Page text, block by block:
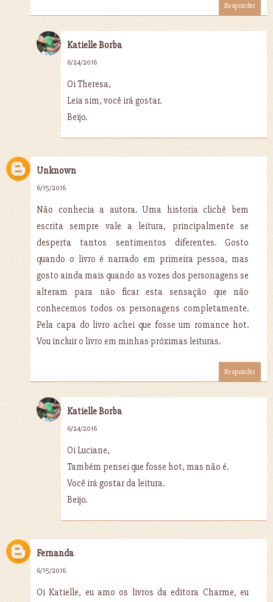
Responder
Katielle Borba
6/24/2016
Oi Theresa,
Leia sim, você irá gostar.
Beijo.
Unknown
6/15/2016
Não conhecia a autora. Uma historia clichê bem
escrita sempre vale a leitura, principalmente se
desperta tantos sentimentos diferentes. Gosto
quando o livro é narrado em primeira pessoa, mas
gosto ainda mais quando as vozes dos personagens se
alteram para não ficar esta sensação que não
conhecemos todos os personagens completamente.
Pela capa do livro achei que fosse um romance hot.
Vou incluir o livro em minhas próximas leituras.
Responder
Katielle Borba
6/24/2016
Oi Luciane,
Também pensei que fosse hot, mas não é.
Você irá gostar da leitura.
Beijo.
Fernanda
6/15/2016
Oi Katielle, eu amo os livros da editora Charme, eu